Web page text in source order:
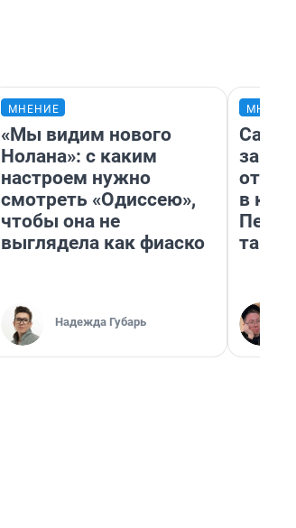
МНЕНИЕ
«Мы видим нового
Нолана»: с каким
настроем нужно
смотреть «Одиссею»,
чтобы она не
выглядела как фиаско
Надежда Губарь
в
там